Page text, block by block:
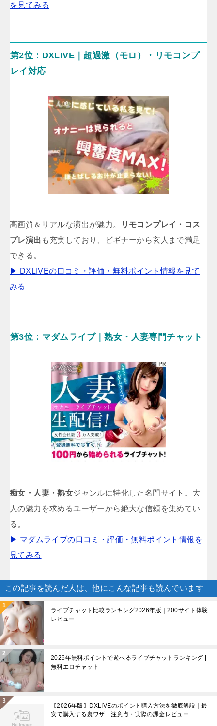
を見てみる
第2位：DXLIVE｜超過激（モロ）・リモコンプ
レイ対応
高画質＆リアルな演出が魅力。
リモコンプレイ・コス
プレ演出 も充実しており、ビギナーから玄人まで満足
できる。
▶ DXLIVEの口コミ・評価・無料ポイント情報を見て
みる
第3位：マダムライブ｜熟女・人妻専門チャット
痴女・人妻・熟女ジャンルに特化した名門サイト。大
人の魅力を求めるユーザーから絶大な信頼を集めてい
る。
▶ マダムライブの口コミ・評価・無料ポイント情報を
見てみる
この記事を読んだ人は、他にこんな記事も読んでいます
ライブチャット比較ランキング2026年版｜200サイト体験
レビュー
2026年無料ポイントで遊べるライブチャットランキング |
無料エロチャット
【2026年版】DXLIVEのポイント購入方法を徹底解説｜最
安で購入する裏ワザ・注意点・実際の課金レビュー